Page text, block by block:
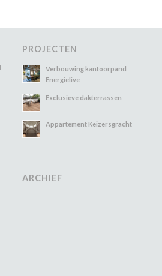
PROJECTEN
Verbouwing kantoorpand
Energielive
Exclusieve dakterrassen
Appartement Keizersgracht
ARCHIEF